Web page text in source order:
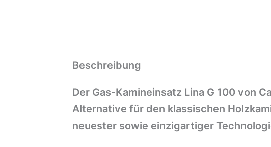
Beschreibung
Der Gas-Kamineinsatz Lina G 100 von
Alternative für den klassischen
neuester sowie einzigartiger